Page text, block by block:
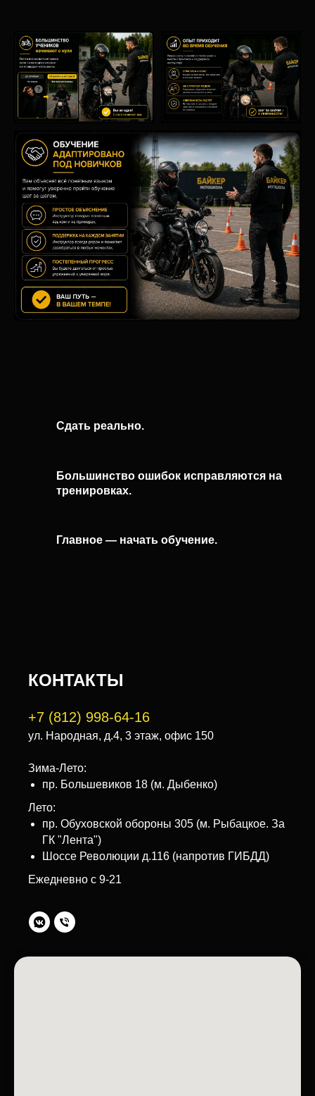
Сдать реально.
Большинство ошибок исправляются на
тренировках.
Главное — начать обучение.
КОНТАКТЫ
+7 (812) 998-64-16
ул. Народная, д.4, 3 этаж, офис 150
Зима-Лето:
пр. Большевиков 18 (м. Дыбенко)
Лето:
пр. Обуховской обороны 305 (м. Рыбацкое. За
ГК "Лента")
Шоссе Революции д.116 (напротив ГИБДД)
Ежедневно с 9-21